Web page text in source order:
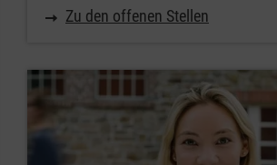
Zu den offenen Stellen